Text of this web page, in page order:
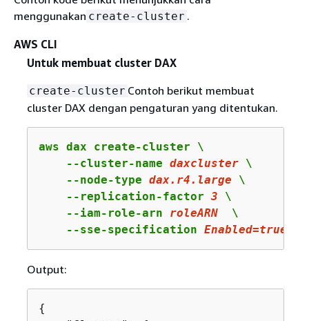
menggunakan create-cluster .
AWS CLI
Untuk membuat cluster DAX
create-cluster Contoh berikut membuat
cluster DAX dengan pengaturan yang ditentukan.
aws dax create-cluster \
    --cluster-name
daxcluster \
    --node-type
dax.r4 .large \
    --replication-factor
3 \
    --iam-role-arn
roleARN
  \
    --sse-specification
Enabled=true
Output:
{